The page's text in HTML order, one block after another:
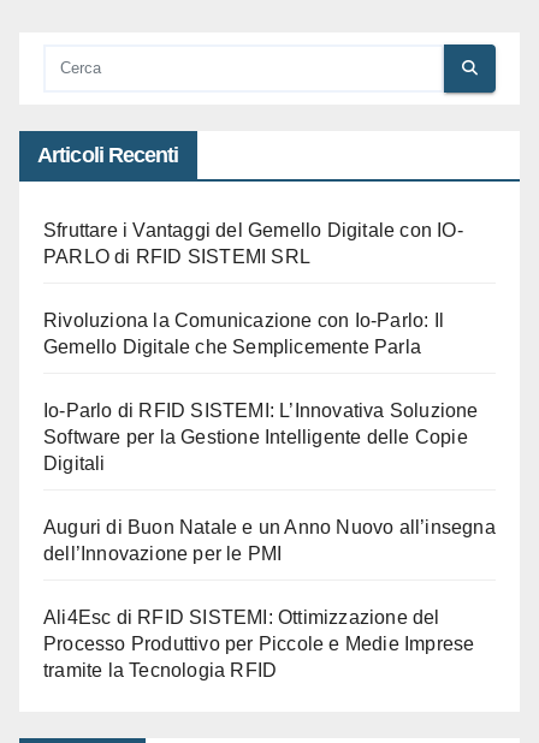
Articoli Recenti
Sfruttare i Vantaggi del Gemello Digitale con IO-
PARLO di RFID SISTEMI SRL
Rivoluziona la Comunicazione con Io-Parlo: Il
Gemello Digitale che Semplicemente Parla
Io-Parlo di RFID SISTEMI: L’Innovativa Soluzione
Software per la Gestione Intelligente delle Copie
Digitali
Auguri di Buon Natale e un Anno Nuovo all’insegna
dell’Innovazione per le PMI
Ali4Esc di RFID SISTEMI: Ottimizzazione del
Processo Produttivo per Piccole e Medie Imprese
tramite la Tecnologia RFID